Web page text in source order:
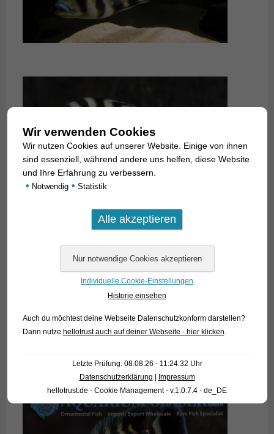
Wir verwenden Cookies
Wir nutzen Cookies auf unserer Website. Einige von ihnen
sind essenziell, während andere uns helfen, diese Website
und Ihre Erfahrung zu verbessern.
• Notwendig • Statistik
Individuelle Cookie-Einstellungen
Historie einsehen
Auch du möchtest deine Webseite Datenschutzkonform darstellen?
Dann nutze hellotrust auch auf deiner Webseite - hier klicken
Letzte Prüfung: 08.08.26 - 11:24:32 Uhr
Datenschutzerklärung | Impressum
hellotrust.de - Cookie Management - v.1.0.7.4 - de_DE